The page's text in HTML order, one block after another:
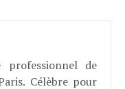
professionnel de
Célèbre pour